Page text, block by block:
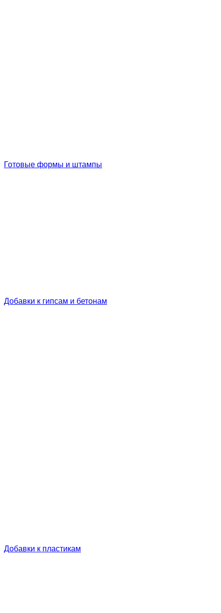
Готовые формы и штампы
Добавки к гипсам и бетонам
Добавки к пластикам